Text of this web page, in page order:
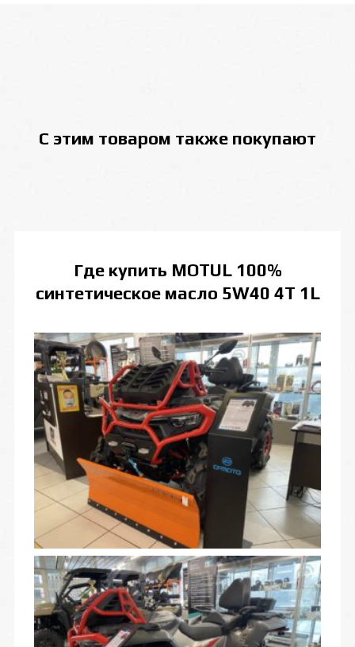
С этим товаром также покупают
Где купить MOTUL 100%
синтетическое масло 5W40 4T 1L